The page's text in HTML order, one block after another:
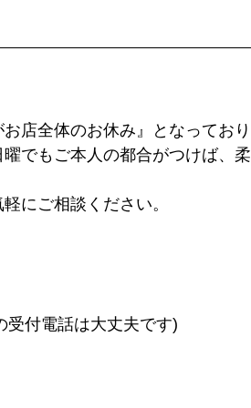
店全体のお休み』となっており
でもご本人の都合がつけば、柔
にご相談ください。
受付電話は大丈夫です)